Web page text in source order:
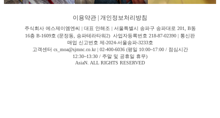
이용약관 개인정보처리방침
주식회사 에스제이엠엔씨 | 대표 안해조 | 서울특별시 송파구 송파대로 201, B동
16층 B-1609호 (문정동, 송파테라타워2) 사업자등록번호 218-87-02390 | 통신판
매업 신고번호 제-2024-서울송파-3233호
고객센터 cs_moa@sjmnc.co.kr | 02-400-6036 (평일 10:00~17:00 / 점심시간
12:30~13:30 / 주말 및 공휴일 휴무)
AsiaN. ALL RIGHTS RESERVED